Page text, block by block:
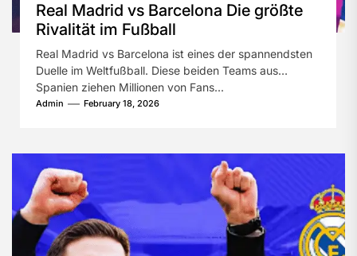
Real Madrid vs Barcelona Die größte
Rivalität im Fußball
Real Madrid vs Barcelona ist eines der spannendsten
Duelle im Weltfußball. Diese beiden Teams aus
Spanien ziehen Millionen von Fans...
Admin February 18, 2026